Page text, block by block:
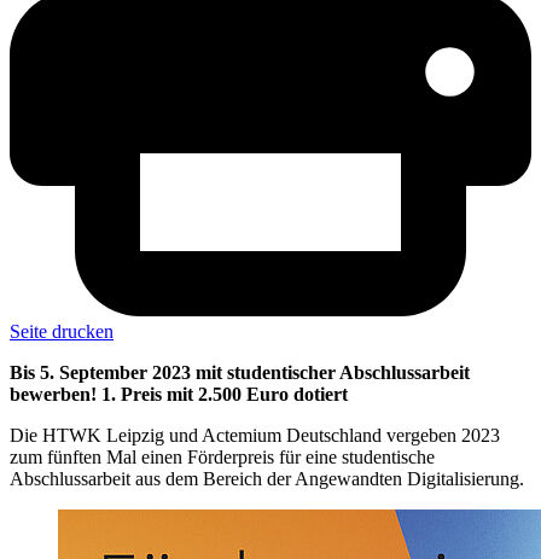
Seite drucken
Bis 5. September 2023 mit studentischer Abschlussarbeit
bewerben! 1. Preis mit 2.500 Euro dotiert
Die HTWK Leipzig und Actemium Deutschland vergeben 2023
zum fünften Mal einen Förderpreis für eine studentische
Abschlussarbeit aus dem Bereich der Angewandten Digitalisierung.